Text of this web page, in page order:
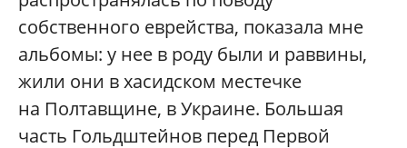
собственного еврейства, показала мне
альбомы: у нее в роду были и раввины,
жили они в хасидском местечке
на Полтавщине, в Украине. Большая
часть Гольдштейнов перед Первой